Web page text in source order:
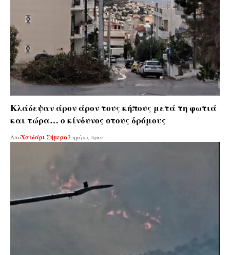
Κλάδεψαν άρον άρον τους κήπους μετά τη φωτιά
και τώρα… ο κίνδυνος στους δρόμους
ΑπόΧαϊδάρι Σήμερα3 ημέρες πριν